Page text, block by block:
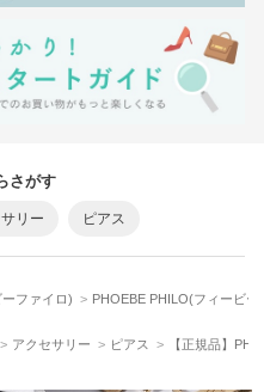
さがす
リー ピアス
ファイロ) PHOEBE PHILO(フィービ
アクセサリー ピアス 【正規品】